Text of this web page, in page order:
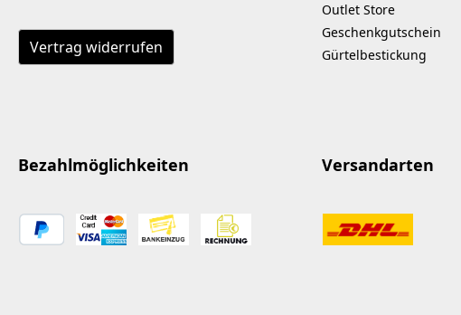
Vertrag widerrufen
Outlet Store
Geschenkgutschein
Gürtelbestickung
Bezahlmöglichkeiten Versandarten